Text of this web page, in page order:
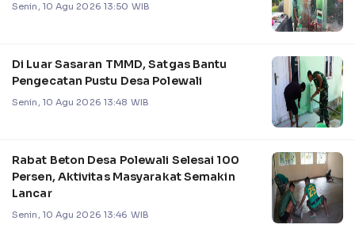
Senin, 10 Agu 2026 13:50 WIB
Di Luar Sasaran TMMD, Satgas Bantu
Pengecatan Pustu Desa Polewali
Senin, 10 Agu 2026 13:48 WIB
Rabat Beton Desa Polewali Selesai 100
Persen, Aktivitas Masyarakat Semakin
Lancar
Senin, 10 Agu 2026 13:46 WIB